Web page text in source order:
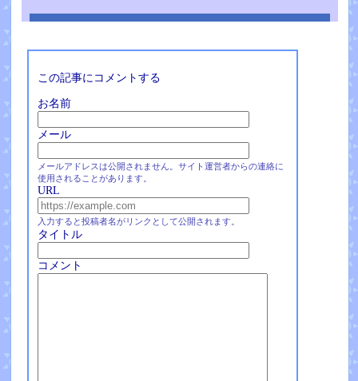
この記事にコメントする
お名前
メール
メールアドレスは公開されません。サイト運営者からの連絡に
使用されることがあります。
URL
入力すると投稿者名がリンクとして公開されます。
タイトル
コメント